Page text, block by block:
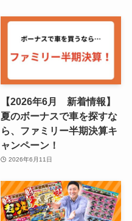
【2026年6月 新着情報】
夏のボーナスで車を探すな
ら、ファミリー半期決算キ
ャンペーン！
2026年6月11日